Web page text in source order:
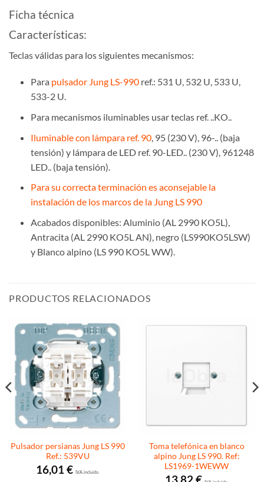
Ficha técnica
Características:
Teclas válidas para los siguientes mecanismos:
Para pulsador Jung LS-990ref.: 531 U, 532 U, 533 U,
533-2 U.
Para mecanismos iluminables usar teclas ref. ..KO..
Iluminable con lámpara ref. 90, 95 (230 V), 96-.. (baja
tensión) y lámpara de LED ref. 90-LED.. (230 V), 961248
LED.. (baja tensión).
Para su correcta terminación es aconsejable la
instalación de los marcos de la Jung LS 990
Acabados disponibles: Aluminio (AL 2990 KO5L),
Antracita (AL 2990 KO5L AN), negro (LS990KO5LSW)
y Blanco alpino (LS 990 KO5L WW).
PRODUCTOS RELACIONADOS
Pulsador persianas Jung LS 990
Ref.: 539VU
16,01 € I.V.A. incluido.
Toma telefónica en blanco
alpino Jung LS 990. Ref:
LS1969-1WEWW
13,82 €